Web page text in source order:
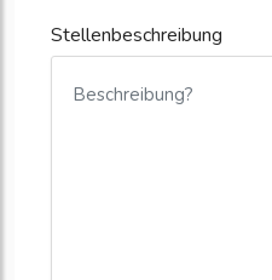
Stellenbeschreibung